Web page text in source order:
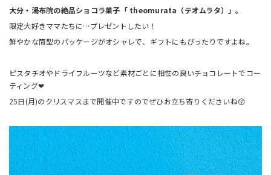
大分・湯布院の絶品ショコラ菓子「 theomurata（テオムラタ）」。
限定大好きママたちに…プレゼントしたい！
鮮やかな筒型のパッケージがオシャレで、ギフトにもぴったりですよね。
ピスタチオやドライフルーツなど素材ごとに相性の良いチョコレートでコー
ティング❤
25日(月)のクリスマスまで開催中ですのでぜひお立ち寄りくださいね😚